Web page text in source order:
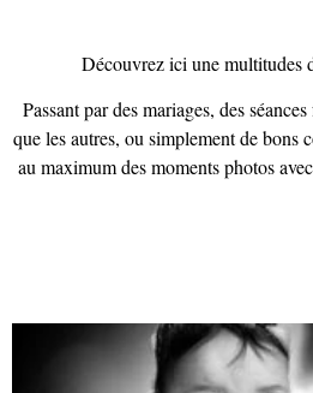
Découvrez ici une multitudes
Passant par des mariages, des
que les autres, ou simplement de bons
au maximum des moments photos